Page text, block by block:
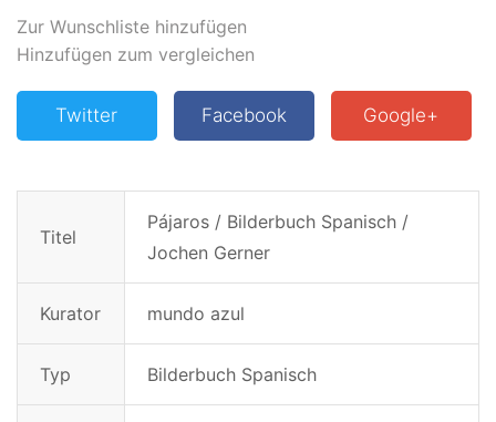
Zur Wunschliste hinzufügen
Hinzufügen zum vergleichen
Twitter Facebook Google+
Titel
Pájaros / Bilderbuch Spanisch /
Jochen Gerner
Kurator mundo azul
Typ Bilderbuch Spanisch